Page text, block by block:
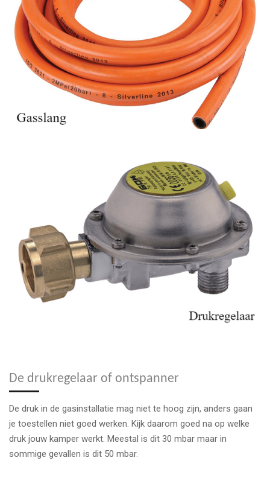
De drukregelaar of ontspanner
De druk in de gasinstallatie mag niet te hoog zijn, anders gaan
je toestellen niet goed werken. Kijk daarom goed na op welke
druk jouw kamper werkt. Meestal is dit 30 mbar maar in
sommige gevallen is dit 50 mbar.